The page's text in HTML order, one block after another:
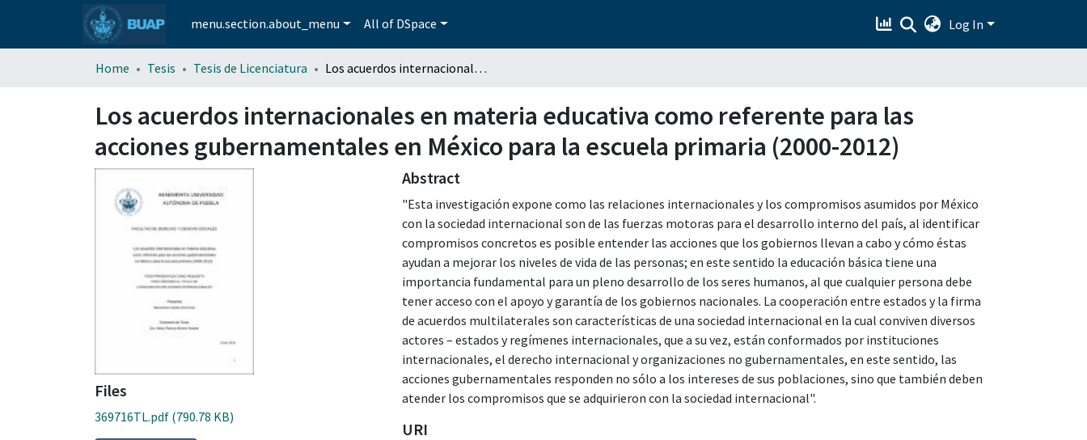
menu.section.about_menu All of DSpace Log In
Home Tesis Tesis de Licenciatura Los acuerdos internacionales en materia educativa como referente para las acciones gubernamentales en México para la escuela primaria (2000-2012)
Los acuerdos internacionales en materia educativa como referente para las
acciones gubernamentales en México para la escuela primaria (2000-2012)
Files
369716TL.pdf (790.78 KB)
Abstract
"Esta investigación expone como las relaciones internacionales y los compromisos asumidos por México
con la sociedad internacional son de las fuerzas motoras para el desarrollo interno del país, al identificar
compromisos concretos es posible entender las acciones que los gobiernos llevan a cabo y cómo éstas
ayudan a mejorar los niveles de vida de las personas; en este sentido la educación básica tiene una
importancia fundamental para un pleno desarrollo de los seres humanos, al que cualquier persona debe
tener acceso con el apoyo y garantía de los gobiernos nacionales. La cooperación entre estados y la firma
de acuerdos multilaterales son características de una sociedad internacional en la cual conviven diversos
actores – estados y regímenes internacionales, que a su vez, están conformados por instituciones
internacionales, el derecho internacional y organizaciones no gubernamentales, en este sentido, las
acciones gubernamentales responden no sólo a los intereses de sus poblaciones, sino que también deben
atender los compromisos que se adquirieron con la sociedad internacional".
URI